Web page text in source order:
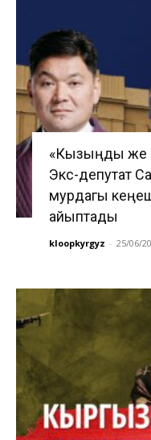
«Кызыңды же
Экс-депутат
мурдагы
айыптады
kloopkyrgyz - 25/06/